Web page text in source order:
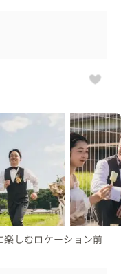
楽しむロケーション前